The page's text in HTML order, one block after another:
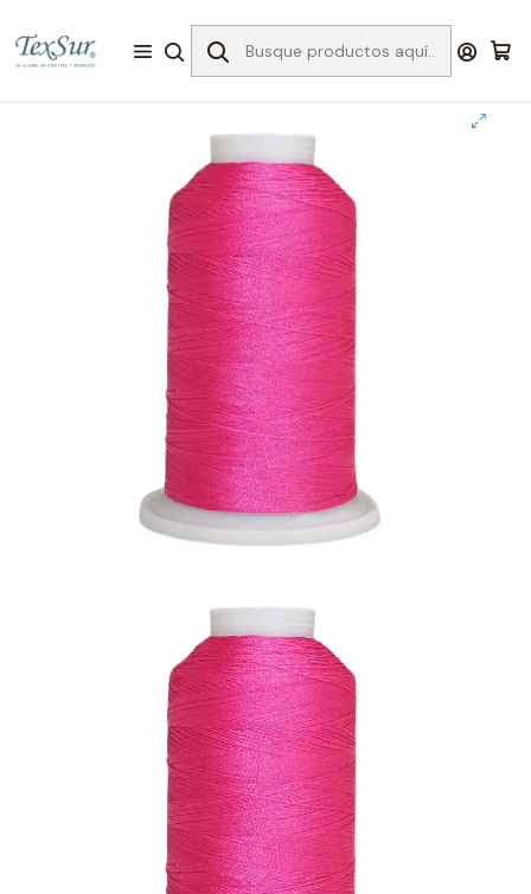
I Hilos Bordado 15161 hilo bordar fucsia 1000 mts.